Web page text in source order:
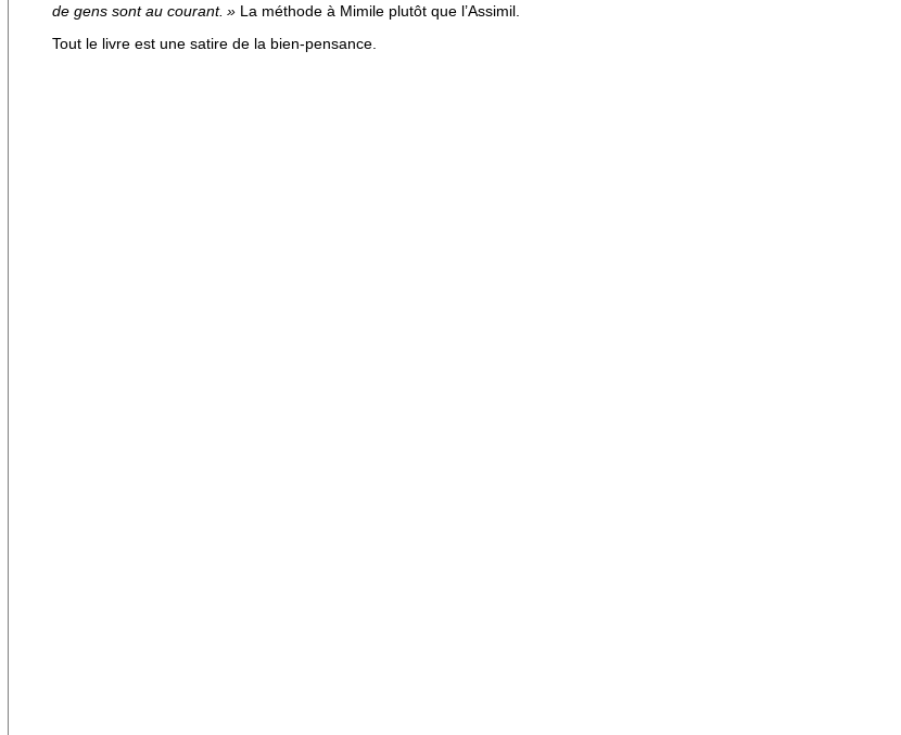
de gens sont au courant. » La méthode à Mimile plutôt que l’Assimil.
Tout le livre est une satire de la bien-pensance.